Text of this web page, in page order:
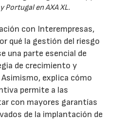
Portugal en AXA XL.
con Interempresas,
qué la gestión del riesgo
una parte esencial de
de crecimiento y
explica cómo
permite a las
con mayores garantías
de la implantación de